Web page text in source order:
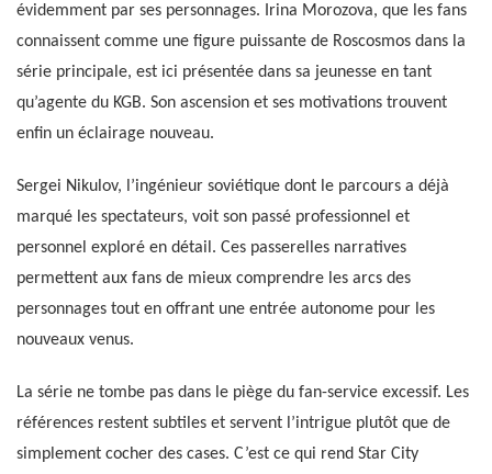
évidemment par ses personnages. Irina Morozova, que les fans
connaissent comme une figure puissante de Roscosmos dans la
série principale, est ici présentée dans sa jeunesse en tant
qu’agente du KGB. Son ascension et ses motivations trouvent
enfin un éclairage nouveau.
Sergei Nikulov, l’ingénieur soviétique dont le parcours a déjà
marqué les spectateurs, voit son passé professionnel et
personnel exploré en détail. Ces passerelles narratives
permettent aux fans de mieux comprendre les arcs des
personnages tout en offrant une entrée autonome pour les
nouveaux venus.
La série ne tombe pas dans le piège du fan-service excessif. Les
références restent subtiles et servent l’intrigue plutôt que de
simplement cocher des cases. C’est ce qui rend Star City